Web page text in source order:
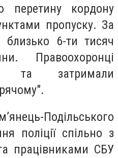
перетину кордону
пропуску. За
близько 6-ти тисяч
Правоохоронці
та затримали
Подільського
поліції спільно з
працівниками СБУ